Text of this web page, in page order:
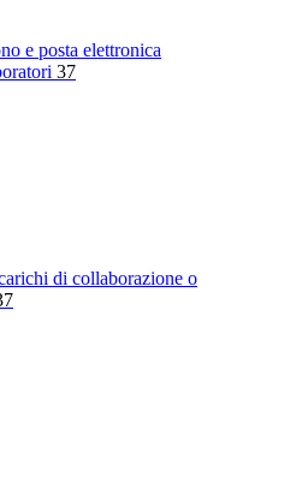
e posta elettronica
37
di collaborazione o